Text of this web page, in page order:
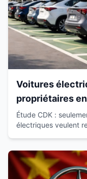
Voitures
propriétaires
thermique
Étude CDK :
électriques veulent